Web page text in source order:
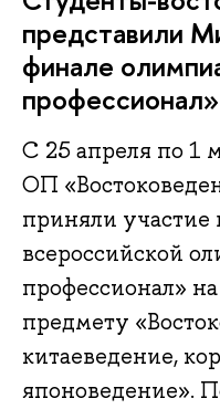
представили
финале
С 25 апреля по 1
ОП
приняли участие
всероссийской
профессионал»
предмету
китаеведение,
японоведение».